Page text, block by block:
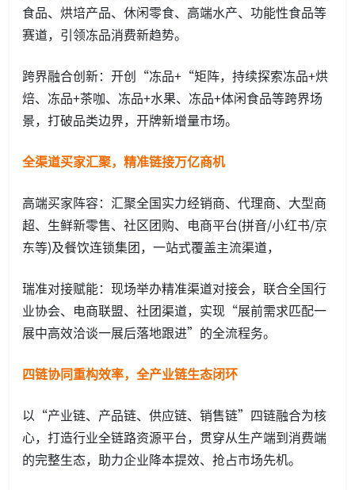
食品、烘培产品、休闲零食、高端水产、功能性食品等
赛道，引领冻品消费新趋势。
跨界融合创新：开创“冻品+“矩阵，持续探索冻品+烘
焙、冻品+茶咖、冻品+水果、冻品+体闲食品等跨界场
景，打破品类边界，开牌新增量市场。
全渠道买家汇聚，精准链接万亿商机
高端买家阵容：汇聚全国实力经销商、代理商、大型商
超、生鲜新零售、社区团购、电商平台(拼音/小红书/京
东等)及餐饮连锁集团，一站式覆盖主流渠道，
瑞准对接赋能：现场举办精准渠道对接会，联合全国行
业协会、电商联盟、社团渠道，实现“展前需求匹配一
展中高效洽谈一展后落地跟进”的全流程务。
四链协同重构效率，全产业链生态闭环
以“产业链、产品链、供应链、销售链”四链融合为核
心，打造行业全链路资源平台，贯穿从生产端到消费端
的完整生态，助力企业降本提效、抢占市场先机。